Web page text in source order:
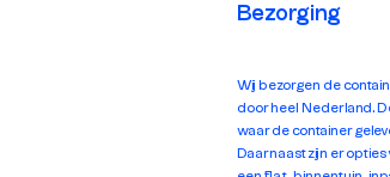
Bezorging
Wij bezorgen de
door heel Nederland.
waar de container
Daarnaast zijn er